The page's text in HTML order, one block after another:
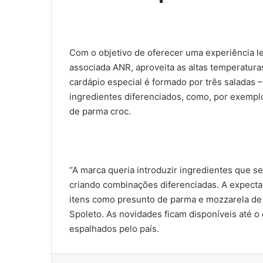
Com o objetivo de oferecer uma experiência
associada ANR, aproveita as altas
cardápio especial é formado por três saladas
ingredientes diferenciados, como, por
de parma croc.
“A marca queria introduzir ingredientes que
criando combinações diferenciadas. A
itens como presunto de parma e mozzarela
Spoleto. As novidades ficam disponíveis até
espalhados pelo país.